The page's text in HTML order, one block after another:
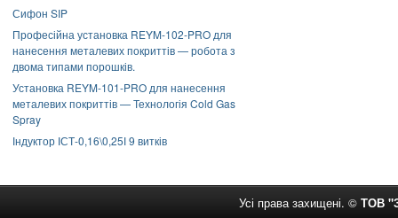
Сифон SIP
Професійна установка REYM-102-PRO для
нанесення металевих покриттів — робота з
двома типами порошків.
Установка REYM-101-PRO для нанесення
металевих покриттів — Технологія Cold Gas
Spray
Індуктор ІСТ-0,16\0,25І 9 витків
Усі права захищені. © ТОВ